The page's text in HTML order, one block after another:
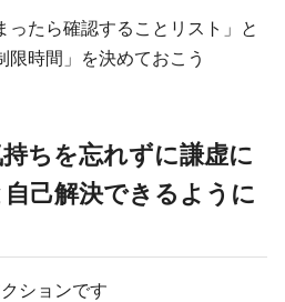
ったら確認することリスト」と
限時間」を決めておこう
ちを忘れずに謙虚に
己解決できるように
ションです